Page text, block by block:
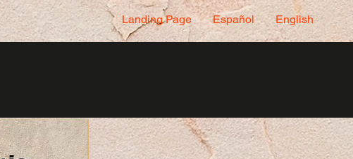
Landing Page Español English